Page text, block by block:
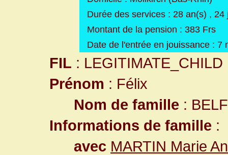
Durée des services : 28 an(s) , 24
Montant de la pension : 383 Frs
Date de l'entrée en jouissance : 7
FIL : LEGITIMATE_CHILD
Prénom : Félix
Nom de famille :
Informations de famille :
avec MARTIN Marie